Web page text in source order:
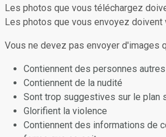
Les photos que vous téléchargez
Les photos que vous envoyez doivent
Vous ne devez pas envoyer d'images
Contiennent des personnes
Contiennent de la nudité
Sont trop suggestives sur le plan
Glorifient la violence
Contiennent des informations de